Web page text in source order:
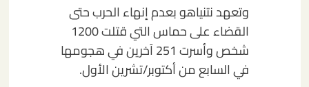
وتعهد نتنياهو بعدم إنهاء الحرب حتى
القضاء على حماس التي قتلت 1200
شخص وأسرت 251 آخرين في هجومها
في السابع من أكتوبر/تشرين الأول.